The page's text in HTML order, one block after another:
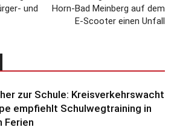
und
Horn-Bad Meinberg auf dem
E-Scooter einen Unfall
zur Schule: Kreisverkehrswacht
empfiehlt Schulwegtraining in
Ferien